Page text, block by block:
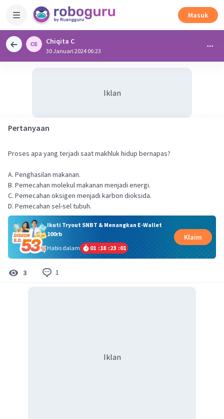
Masuk
Chiqita C
30 Januari 2024 06:23
Iklan
Pertanyaan
Proses apa yang terjadi saat makhluk hidup bernapas?
A. Penghasilan makanan.
B. Pemecahan molekul makanan menjadi energi.
C. Pemecahan oksigen menjadi karbon dioksida.
D. Pemecahan sel-sel tubuh.
Ikuti Tryout SNBT & Menangkan E-Wallet
100rb
Habis dalam
01 :18 :23 :01
Klaim
3 1
Iklan